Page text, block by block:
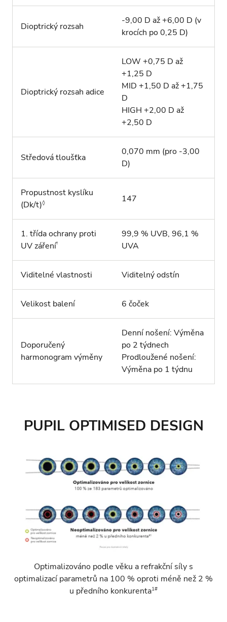
Dioptrický rozsah
-9,00 D až +6,00 D (v
krocích po 0,25 D)
Dioptrický rozsah adice
LOW +0,75 D až
+1,25 D
MID +1,50 D až +1,75
D
HIGH +2,00 D až
+2,50 D
Středová tloušťka
0,070 mm (pro -3,00
D)
Propustnost kyslíku
(Dk/t)◊ 147
1. třída ochrany proti
UV záření†
99,9 % UVB, 96,1 %
UVA
Viditelné vlastnosti Viditelný odstín
Velikost balení 6 čoček
Doporučený
harmonogram výměny
Denní nošení: Výměna
po 2 týdnech
Prodloužené nošení:
Výměna po 1 týdnu
PUPIL OPTIMISED DESIGN
Optimalizováno podle věku a refrakční síly s
optimalizací parametrů na 100 % oproti méně než 2 %
u předního konkurenta1#